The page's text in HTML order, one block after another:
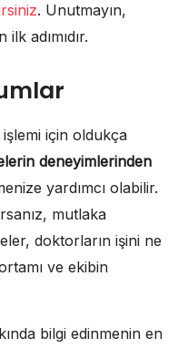
. Unutmayın,
adımıdır.
için oldukça
deneyimlerinden
yardımcı olabilir.
mutlaka
doktorların işini ne
ve ekibin
bilgi edinmenin en